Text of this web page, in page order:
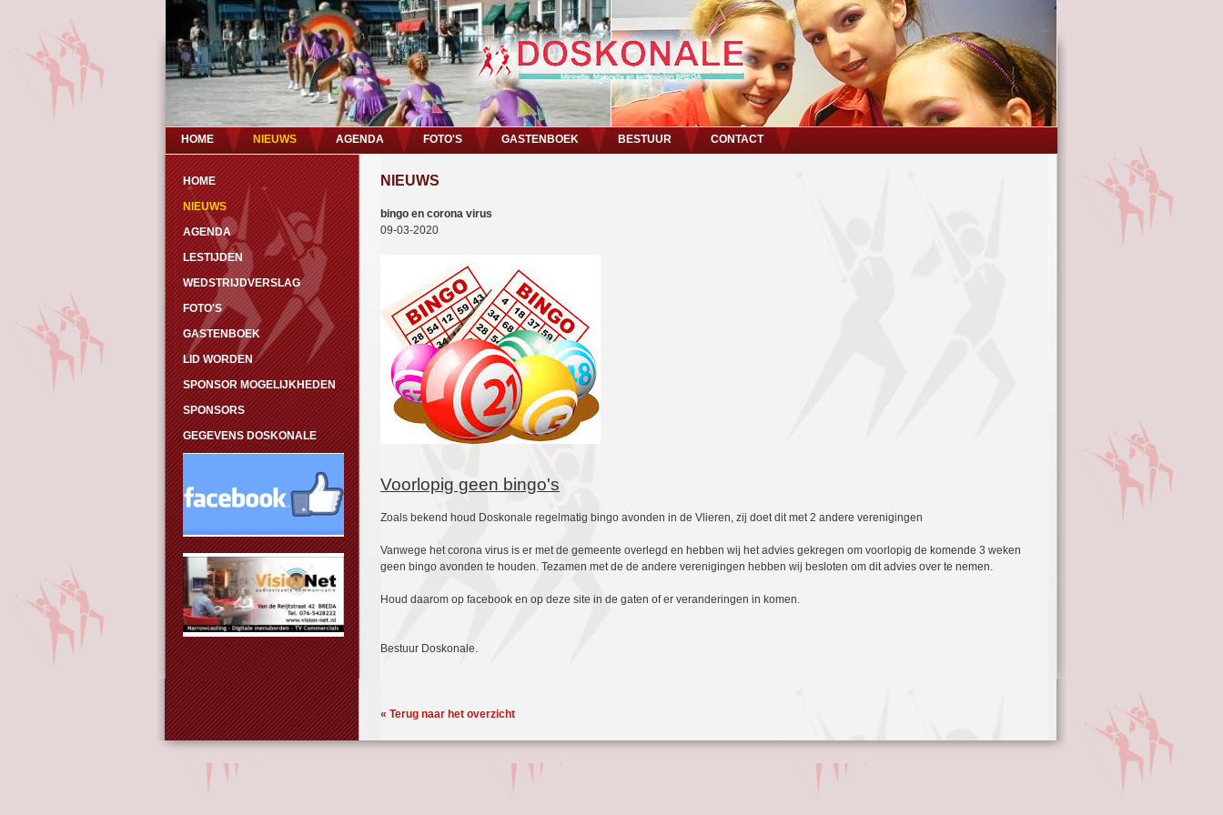
HOME NIEUWS AGENDA FOTO'S GASTENBOEK BESTUUR CONTACT
HOME
NIEUWS
AGENDA
LESTIJDEN
WEDSTRIJDVERSLAG
FOTO'S
GASTENBOEK
LID WORDEN
SPONSOR MOGELIJKHEDEN
SPONSORS
GEGEVENS DOSKONALE
NIEUWS
bingo en corona virus
09-03-2020
Voorlopig geen bingo's
Zoals bekend houd Doskonale regelmatig bingo avonden in de Vlieren, zij doet dit met 2 andere verenigingen
Vanwege het corona virus is er met de gemeente overlegd en hebben wij het advies gekregen om voorlopig de komende 3 weken
geen bingo avonden te houden. Tezamen met de de andere verenigingen hebben wij besloten om dit advies over te nemen.
Houd daarom op facebook en op deze site in de gaten of er veranderingen in komen.
Bestuur Doskonale.
« Terug naar het overzicht